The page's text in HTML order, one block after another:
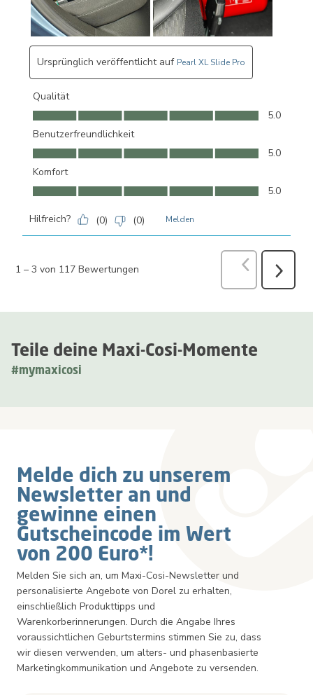
Teile deine Maxi-Cosi-Momente
#mymaxicosi
Ursprünglich veröffentlicht auf Pearl XL Slide Pro
Qualität
Qualität, 5.0 von 5
5.0
Benutzerfreundlichkeit
Benutzerfreundlichkeit, 5.0 von 5
5.0
Komfort
Komfort, 5.0 von 5
5.0
Hilfreich? (0) (0) Melden
1 – 3 von 117 Bewertungen Zurück
Weiter
Melde dich zu unserem
Newsletter an und
gewinne einen
Gutscheincode im Wert
von 200 Euro*!
Melden Sie sich an, um Maxi-Cosi-Newsletter und
personalisierte Angebote von Dorel zu erhalten,
einschließlich Produkttipps und
Warenkorberinnerungen. Durch die Angabe Ihres
voraussichtlichen Geburtstermins stimmen Sie zu, dass
wir diesen verwenden, um alters- und phasenbasierte
Marketingkommunikation und Angebote zu versenden.